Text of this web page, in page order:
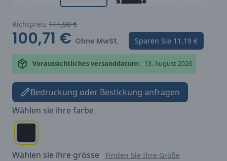
Richtpreis 111,90 €
100,71 € Ohne MwSt. Sparen Sie 11,19 €
Voraussichtliches versanddatum: 13. August 2026
Bedruckung oder Bestickung anfragen
Wählen sie ihre farbe
Wählen sie ihre grösse Finden Sie Ihre Größe